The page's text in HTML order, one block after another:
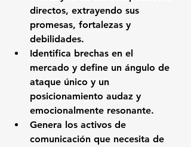
directos, extrayendo sus
promesas, fortalezas y
debilidades.
Identifica brechas en el
mercado y define un ángulo de
ataque único y un
posicionamiento audaz y
emocionalmente resonante.
Genera los activos de
comunicación que necesita de